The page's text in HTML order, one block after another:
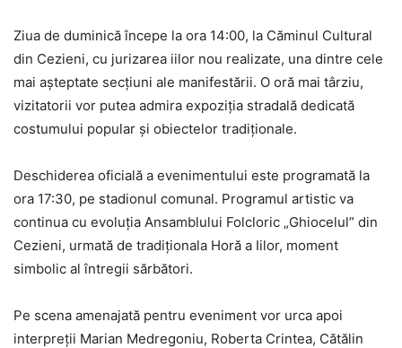
Ziua de duminică începe la ora 14:00, la Căminul Cultural
din Cezieni, cu jurizarea iilor nou realizate, una dintre cele
mai așteptate secțiuni ale manifestării. O oră mai târziu,
vizitatorii vor putea admira expoziția stradală dedicată
costumului popular și obiectelor tradiționale.
Deschiderea oficială a evenimentului este programată la
ora 17:30, pe stadionul comunal. Programul artistic va
continua cu evoluția Ansamblului Folcloric „Ghiocelul” din
Cezieni, urmată de tradiționala Horă a Iilor, moment
simbolic al întregii sărbători.
Pe scena amenajată pentru eveniment vor urca apoi
interpreții Marian Medregoniu, Roberta Crintea, Cătălin